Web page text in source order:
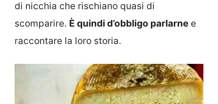
di nicchia che rischiano quasi di
scomparire. È quindi d’obbligo parlarne e
raccontare la loro storia.